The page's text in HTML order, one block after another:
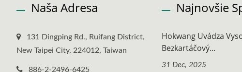
Naša Adresa
131 Dingping Rd., Ruifang District,
New Taipei City, 224012, Taiwan
886-2-2496-6425
Najnovšie
Hokwang Uvádza
Bezkartáčový...
31 Dec, 2025